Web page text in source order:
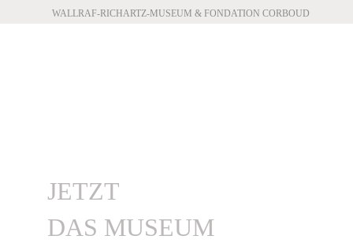
WALLRAF-RICHARTZ-MUSEUM & FONDATION CORBOUD
JETZT
DAS MUSEUM